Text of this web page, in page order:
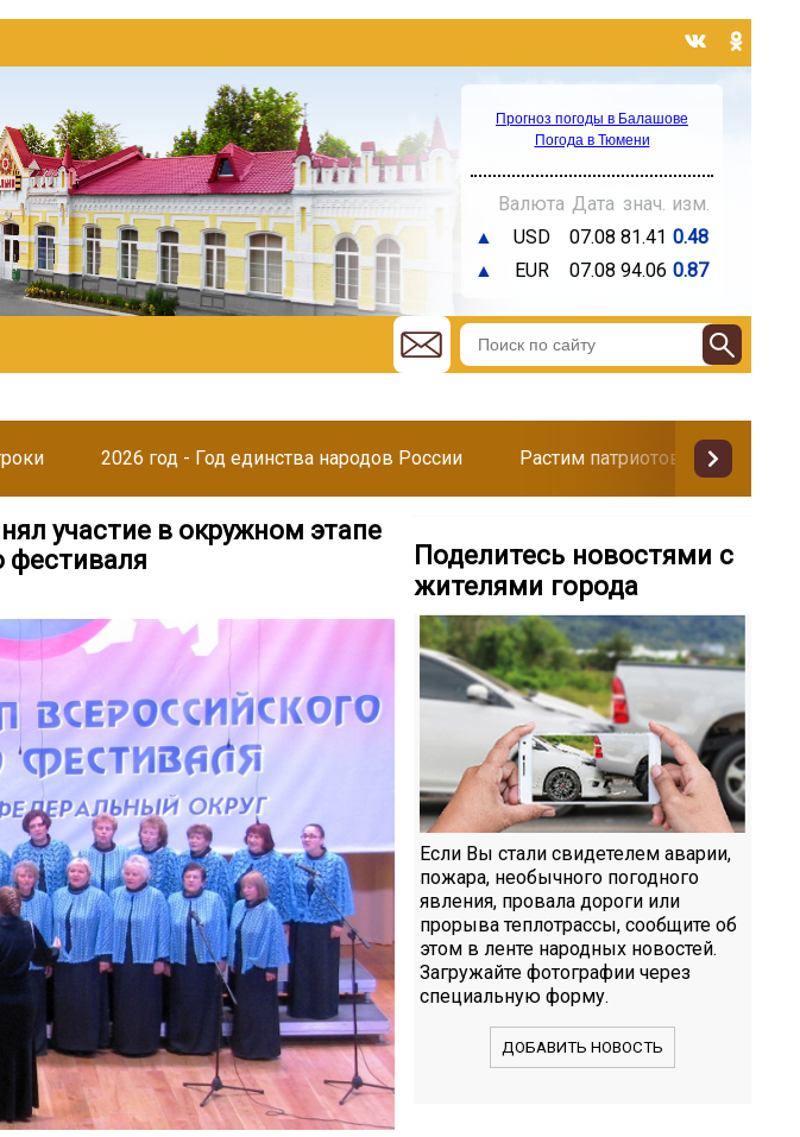
Прогноз погоды в Балашове
Погода в Тюмени
Валюта Дата знач. изм.
▲
USD 07.08 81.41 0.48
▲
EUR 07.08 94.06 0.87
2026 год - Год единства народов России Растим патриотов
участие в окружном этапе
фестиваля
Поделитесь новостями с
жителями города
Если Вы стали свидетелем аварии,
пожара, необычного погодного
явления, провала дороги или
прорыва теплотрассы, сообщите об
этом в ленте народных новостей.
Загружайте фотографии через
специальную форму.
ДОБАВИТЬ НОВОСТЬ